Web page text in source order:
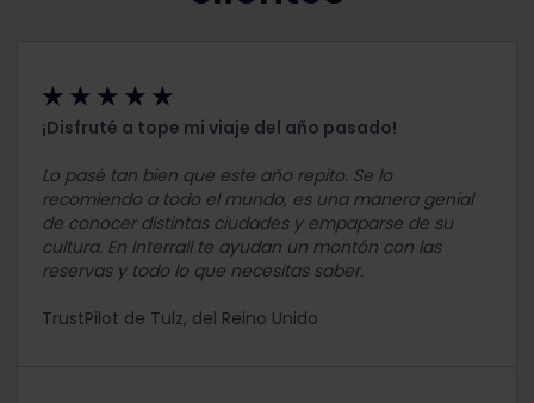
★ ★ ★ ★ ★
¡Disfruté a tope mi viaje del año pasado!
Lo pasé tan bien que este año repito. Se lo
recomiendo a todo el mundo, es una manera genial
de conocer distintas ciudades y empaparse de su
cultura. En Interrail te ayudan un montón con las
reservas y todo lo que necesitas saber.
TrustPilot de Tulz, del Reino Unido